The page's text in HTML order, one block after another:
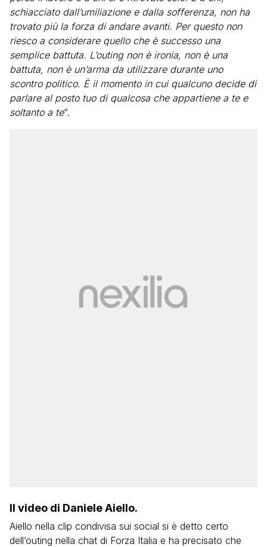
schiacciato dall’umiliazione e dalla sofferenza, non ha
trovato più la forza di andare avanti. Per questo non
riesco a considerare quello che è successo una
semplice battuta. L’outing non è ironia, non è una
battuta, non è un’arma da utilizzare durante uno
scontro politico. È il momento in cui qualcuno decide di
parlare al posto tuo di qualcosa che appartiene a te e
soltanto a te“.
Il video di Daniele Aiello.
Aiello nella clip condivisa sui social si è detto certo
dell’outing nella chat di Forza Italia e ha precisato che